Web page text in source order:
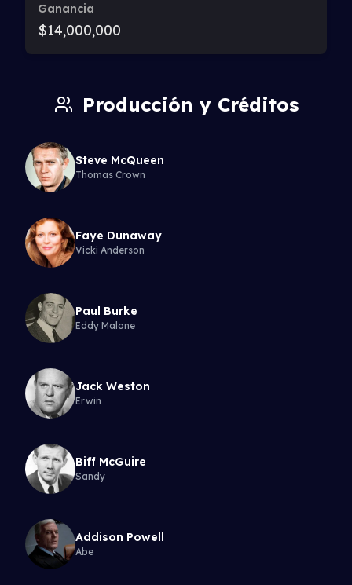
Ganancia
$14,000,000
Producción y Créditos
Steve McQueen
Thomas Crown
Faye Dunaway
Vicki Anderson
Paul Burke
Eddy Malone
Jack Weston
Erwin
Biff McGuire
Sandy
Addison Powell
Abe